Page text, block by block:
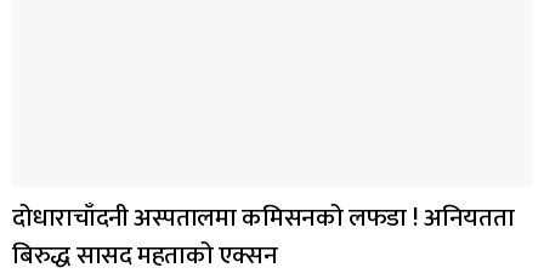
दोधाराचाँदनी अस्पतालमा कमिसनको लफडा ! अनियतता
बिरुद्ध सासद महताको एक्सन